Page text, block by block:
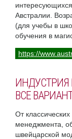
Австралии.
(для учебы в
обучения в
https://
ИНДУСТРИЯ
ВСЕ
От
менеджмента,
швейцарской